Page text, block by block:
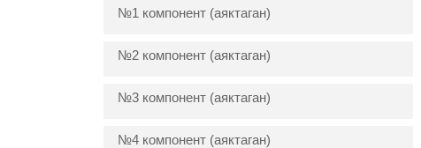
№1 компонент (аяктаган)
№2 компонент (аяктаган)
№3 компонент (аяктаган)
№4 компонент (аяктаган)